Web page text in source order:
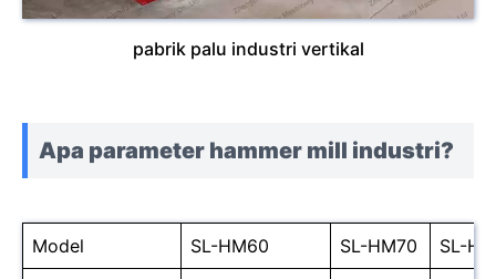
pabrik palu industri vertikal
Apa parameter hammer mill industri?
Model SL-HM60 SL-HM70 SL-